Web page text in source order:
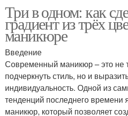
Три в одном: как
градиент из трёх
маникюре
Введение
Современный маникюр – это не
подчеркнуть стиль, но и
индивидуальность. Одной из
тенденций последнего времени
маникюр, который позволяет